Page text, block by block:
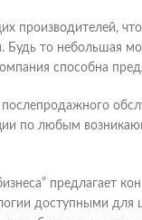
производителей,
Будь то небольшая
способна
по любым
предлагает
доступными для